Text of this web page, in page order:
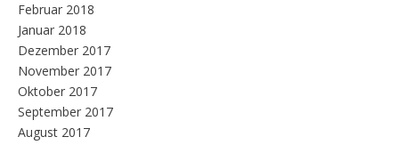
Februar 2018
Januar 2018
Dezember 2017
November 2017
Oktober 2017
September 2017
August 2017